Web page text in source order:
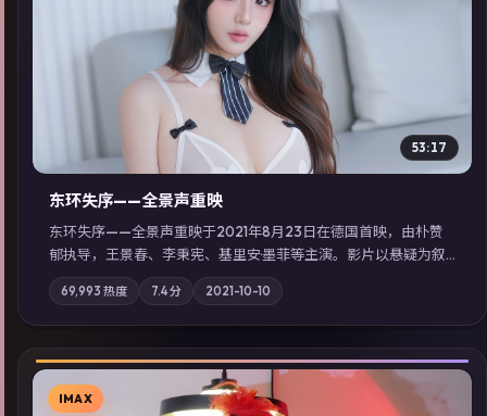
▶
53:17
东环失序——全景声重映
东环失序——全景声重映于2021年8月23日在德国首映，由朴赞
郁执导，王景春、李秉宪、基里安·墨菲等主演。影片以悬疑为叙
事主轴，科技与人性的边界在实验事故后逐渐模糊；摄影与配乐
强化地域气质；站内亦可通过「国产免费观看高清电视剧在线
看」延展检索同类型高分佳作，畅享高清在线追剧体验。
69,993 热度 7.4分 2021-10-10
IMAX